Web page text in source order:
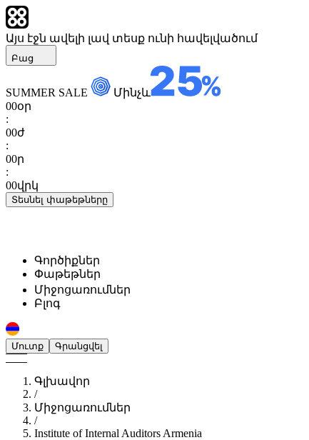
Այս էջն ավելի լավ տեսք ունի հավելվածում
Բաց
SUMMER SALE
Մինչև
00օր
:
00ժ
:
00ր
:
00վրկ
Տեսնել փաթեթները
Գործիքներ
Փաթեթներ
Միջոցառումներ
Բլոգ
Մուտք Գրանցվել
Գլխավոր
/
Միջոցառումներ
/
Institute of Internal Auditors Armenia